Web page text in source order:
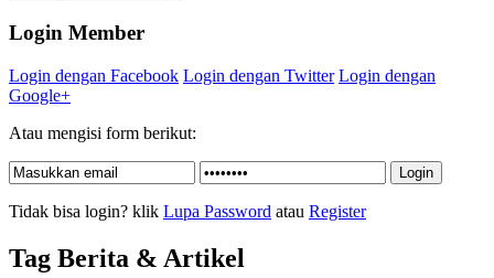
Login Member
Login dengan Facebook Login dengan Twitter Login dengan
Google+
Atau mengisi form berikut:
Tidak bisa login? klik Lupa Password atau Register
Tag Berita & Artikel